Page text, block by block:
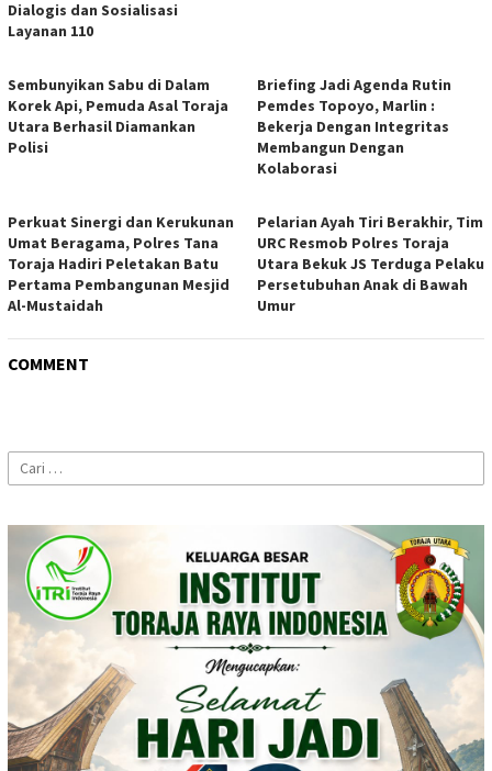
Dialogis dan Sosialisasi
Layanan 110
Sembunyikan Sabu di Dalam
Korek Api, Pemuda Asal Toraja
Utara Berhasil Diamankan
Polisi
Briefing Jadi Agenda Rutin
Pemdes Topoyo, Marlin :
Bekerja Dengan Integritas
Membangun Dengan
Kolaborasi
Perkuat Sinergi dan Kerukunan
Umat Beragama, Polres Tana
Toraja Hadiri Peletakan Batu
Pertama Pembangunan Mesjid
Al-Mustaidah
Pelarian Ayah Tiri Berakhir, Tim
URC Resmob Polres Toraja
Utara Bekuk JS Terduga Pelaku
Persetubuhan Anak di Bawah
Umur
COMMENT
Cari
untuk: